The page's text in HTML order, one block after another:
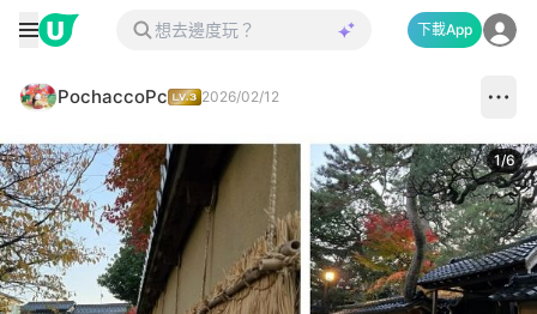
下載App
PochaccoPc 2026/02/12
1/6